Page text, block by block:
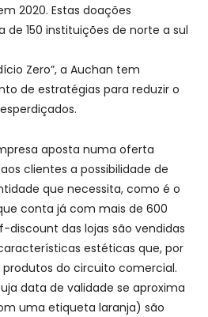
2020. Estas doações
150 instituições de norte a sul
Zero”, a Auchan tem
de estratégias para reduzir o
aposta numa oferta
clientes a possibilidade de
que necessita, como é o
conta já com mais de 600
discount das lojas são vendidas
estéticas que, por
do circuito comercial.
data de validade se aproxima
uma etiqueta laranja) são